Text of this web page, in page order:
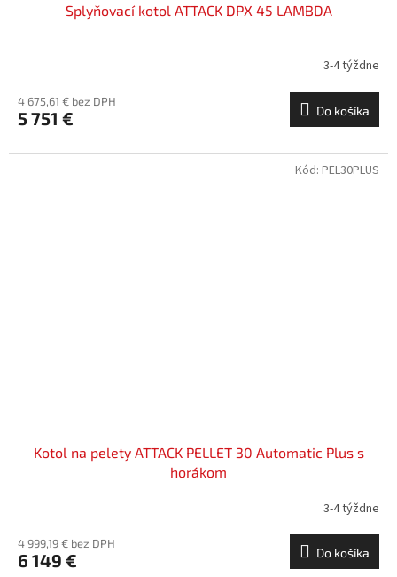
Splyňovací kotol ATTACK DPX 45 LAMBDA
3-4 týždne
4 675,61 € bez DPH
5 751 € Do košíka
Kotol na pelety ATTACK PELLET 30 Automatic Plus s
horákom
3-4 týždne
4 999,19 € bez DPH
6 149 € Do košíka
Kód: PEL30PLUS